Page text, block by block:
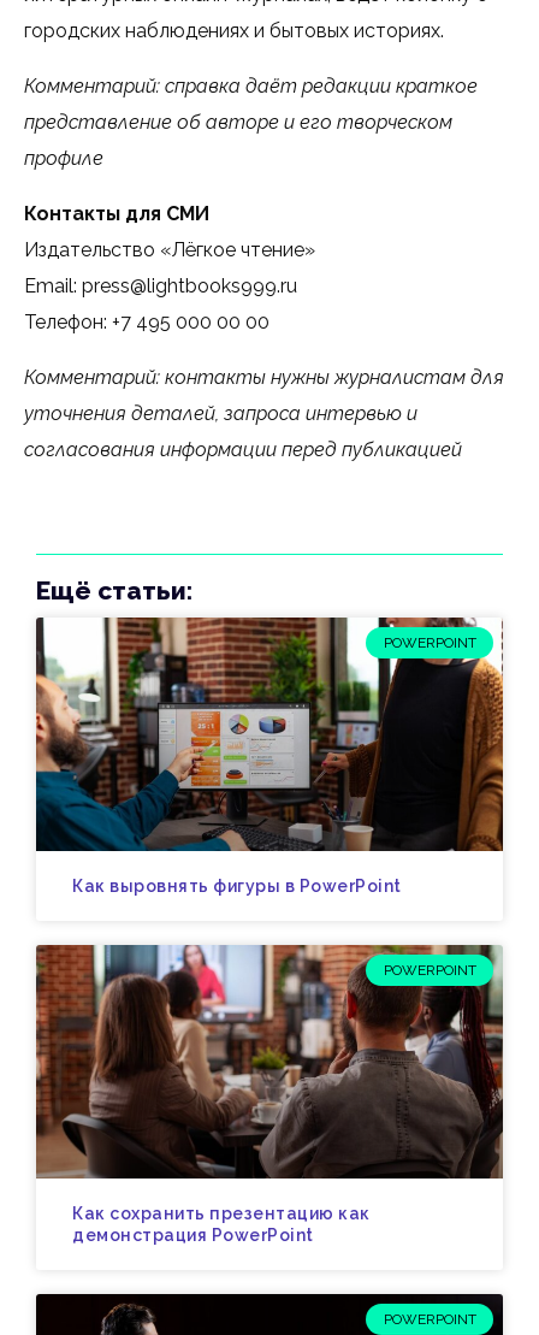
городских наблюдениях и бытовых историях.
Комментарий: справка даёт редакции краткое
представление об авторе и его творческом
профиле
Контакты для СМИ
Издательство «Лёгкое чтение»
Email: press@lightbooks999.ru
Телефон: +7 495 000 00 00
Комментарий: контакты нужны журналистам для
уточнения деталей, запроса интервью и
согласования информации перед публикацией
Ещё статьи:
POWERPOINT
Как выровнять фигуры в PowerPoint
POWERPOINT
Как сохранить презентацию как
демонстрация PowerPoint
POWERPOINT